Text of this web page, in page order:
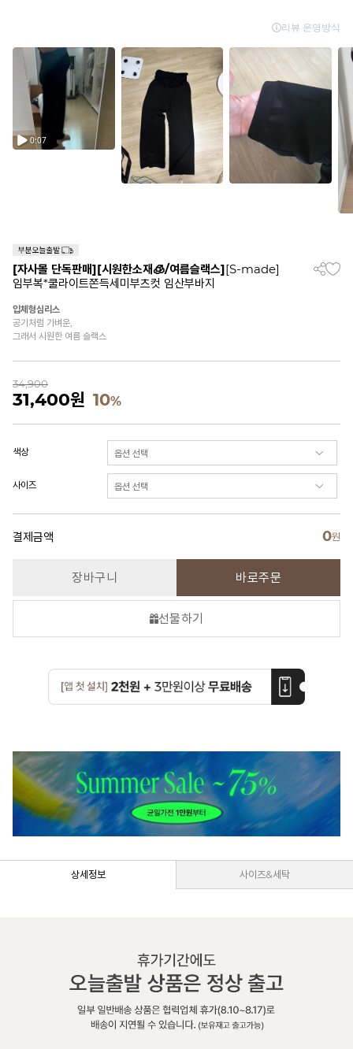
[자사몰 단독판매][시원한소재🧊/여름슬랙스][S-made]
임부복*쿨라이트쫀득세미부츠컷 임산부바지
입체형심리스
공기처럼 가벼운,
그래서 시원한 여름 슬랙스
34,900
31,400원 10%
색상
사이즈
결제금액 0원
장바구니 바로주문
선물하기
상세정보 사이즈&세탁